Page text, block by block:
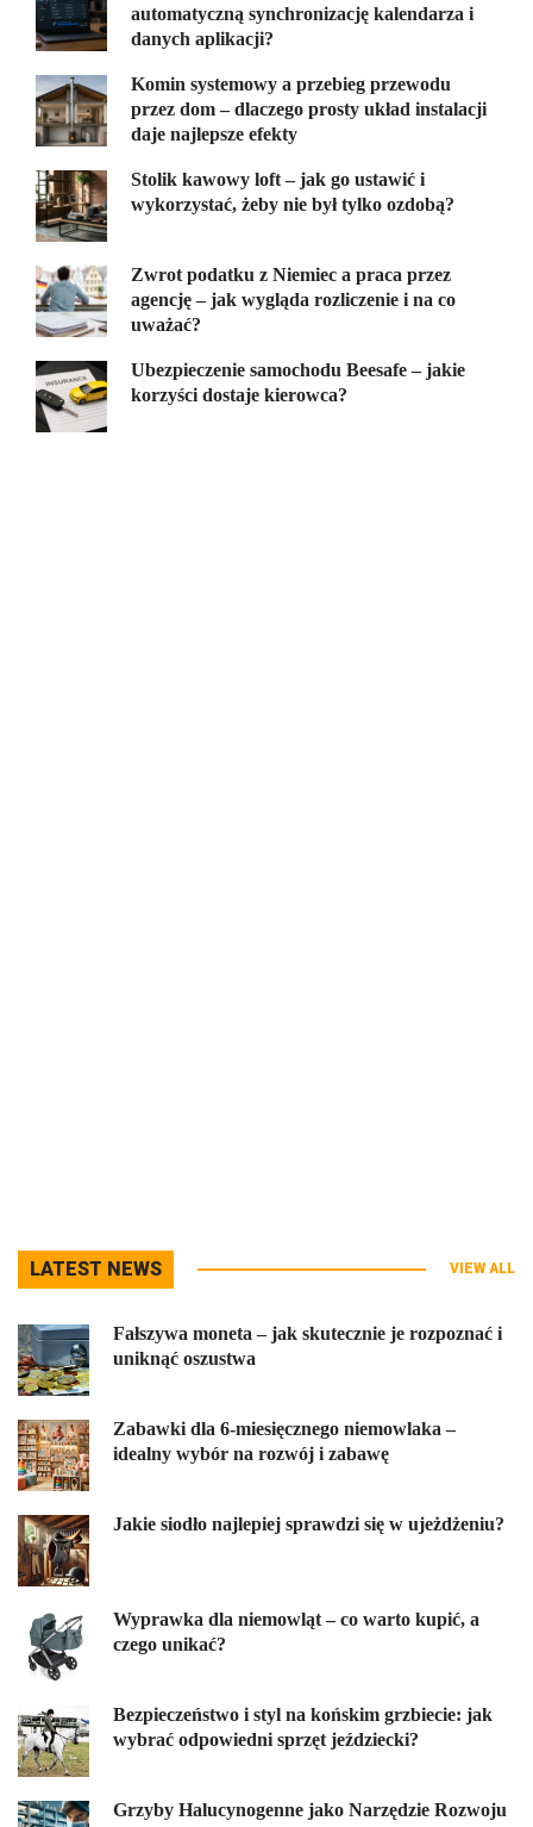
automatyczną synchronizację kalendarza i
danych aplikacji?
Komin systemowy a przebieg przewodu
przez dom – dlaczego prosty układ instalacji
daje najlepsze efekty
Stolik kawowy loft – jak go ustawić i
wykorzystać, żeby nie był tylko ozdobą?
Zwrot podatku z Niemiec a praca przez
agencję – jak wygląda rozliczenie i na co
uważać?
Ubezpieczenie samochodu Beesafe – jakie
korzyści dostaje kierowca?
LATEST NEWS VIEW ALL
Fałszywa moneta – jak skutecznie je rozpoznać i
uniknąć oszustwa
Zabawki dla 6-miesięcznego niemowlaka –
idealny wybór na rozwój i zabawę
Jakie siodło najlepiej sprawdzi się w ujeżdżeniu?
Wyprawka dla niemowląt – co warto kupić, a
czego unikać?
Bezpieczeństwo i styl na końskim grzbiecie: jak
wybrać odpowiedni sprzęt jeździecki?
Grzyby Halucynogenne jako Narzędzie Rozwoju